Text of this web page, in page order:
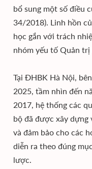
bổ sung một số điều
34/2018). Linh hồn
học gắn với trách
nhóm yếu tố Quản
Tại ĐHBK Hà Nội,
2025, tầm nhìn đến
2017, hệ thống các
bộ đã được xây dựng
và đảm bảo cho các
diễn ra theo đúng
lược.